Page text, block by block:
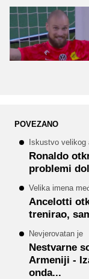
POVEZANO
Iskustvo velikog
Ronaldo
problemi
Velika imena
Ancelotti
trenirao,
Nevjerovatan je
Nestvarne
Armeniji -
onda...